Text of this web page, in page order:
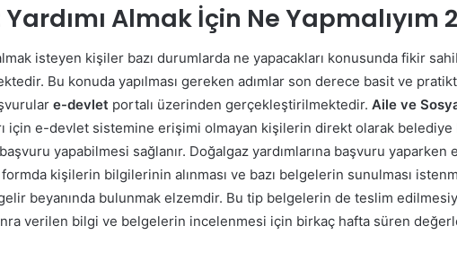
Almak İçin Ne Yapmalıyım
isteyen kişiler bazı durumlarda ne yapacakları konusunda fikir
Bu konuda yapılması gereken adımlar son derece basit ve
e-devlet portalı üzerinden gerçekleştirilmektedir. Aile ve
için e-devlet sistemine erişimi olmayan kişilerin direkt olarak belediye
başvuru yapabilmesi sağlanır. Doğalgaz yardımlarına başvuru
kişilerin bilgilerinin alınması ve bazı belgelerin sunulması
gelir beyanında bulunmak elzemdir. Bu tip belgelerin de teslim
verilen bilgi ve belgelerin incelenmesi için birkaç hafta süren